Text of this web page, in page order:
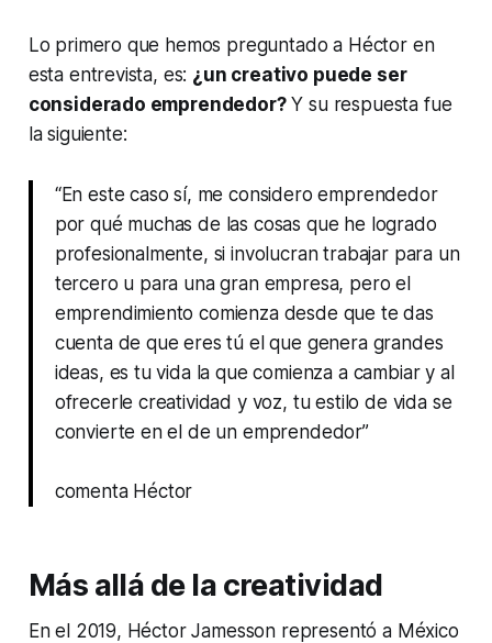
Lo primero que hemos preguntado a Héctor en
esta entrevista, es: ¿un creativo puede ser
considerado emprendedor?Y su respuesta fue
la siguiente:
“En este caso sí, me considero emprendedor
por qué muchas de las cosas que he logrado
profesionalmente, si involucran trabajar para un
tercero u para una gran empresa, pero el
emprendimiento comienza desde que te das
cuenta de que eres tú el que genera grandes
ideas, es tu vida la que comienza a cambiar y al
ofrecerle creatividad y voz, tu estilo de vida se
convierte en el de un emprendedor”
comenta Héctor
Más allá de la creatividad
En el 2019, Héctor Jamesson representó a México